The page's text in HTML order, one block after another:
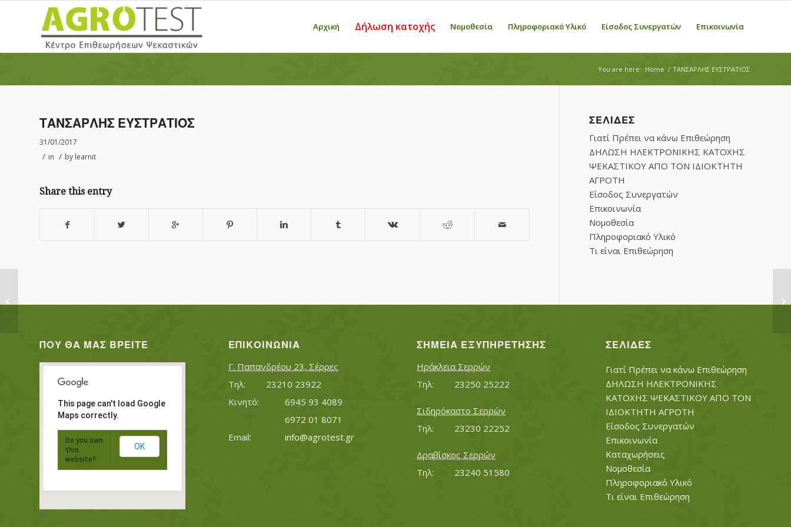
Αρχική Δήλωση κατοχής Νομοθεσία Πληροφοριακό Υλικό Είσοδος Συνεργατών Επικοινωνία
You are here: Home / ΤΑΝΣΑΡΛΗΣ ΕΥΣΤΡΑΤΙΟΣ
ΤΑΝΣΑΡΛΗΣ ΕΥΣΤΡΑΤΙΟΣ
31/01/2017
/ in / by learnit
Share this entry
ΣΕΛΊΔΕΣ
Γιατί Πρέπει να κάνω Επιθεώρηση
ΔΗΛΩΣΗ ΗΛΕΚΤΡΟΝΙΚΗΣ ΚΑΤΟΧΗΣ
ΨΕΚΑΣΤΙΚΟΥ ΑΠΟ ΤΟΝ ΙΔΙΟΚΤΗΤΗ
ΑΓΡΟΤΗ
Είσοδος Συνεργατών
Επικοινωνία
Νομοθεσία
Πληροφοριακό Υλικό
Τι είναι Επιθεώρηση
ΠΟΥ ΘΑ ΜΑΣ ΒΡΕΊΤΕ
This page can't load Google
Maps correctly.
Do you own
this
website?
OK
ΕΠΙΚΟΙΝΩΝΊΑ
Γ. Παπανδρέου 23, Σέρρες
Τηλ:		23210 23922
Κινητό:		6945 93 4089
			6972 01 8071
info@agrotest.gr
ΣΗΜΕΊΑ ΕΞΥΠΗΡΈΤΗΣΗΣ
Ηράκλεια Σερρών
Τηλ:		23250 25222
Σιδηρόκαστο Σερρών
Τηλ:		23230 22252
Δραβίσκος Σερρών
Τηλ:		23240 51580
ΣΕΛΊΔΕΣ
Γιατί Πρέπει να κάνω Επιθεώρηση
ΔΗΛΩΣΗ ΗΛΕΚΤΡΟΝΙΚΗΣ
ΚΑΤΟΧΗΣ ΨΕΚΑΣΤΙΚΟΥ ΑΠΟ ΤΟΝ
ΙΔΙΟΚΤΗΤΗ ΑΓΡΟΤΗ
Είσοδος Συνεργατών
Επικοινωνία
Καταχωρήσεις
Νομοθεσία
Πληροφοριακό Υλικό
Τι είναι Επιθεώρηση